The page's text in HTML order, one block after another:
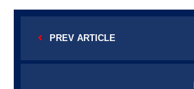
PREV ARTICLE